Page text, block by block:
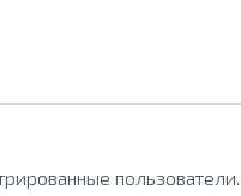
пользователи.